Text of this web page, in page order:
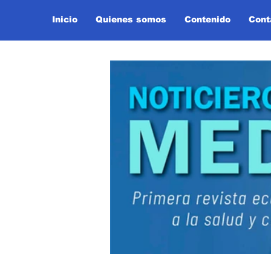
Inicio Quienes somos Contenido